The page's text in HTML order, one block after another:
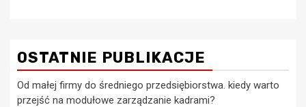
OSTATNIE PUBLIKACJE
Od małej firmy do średniego przedsiębiorstwa. kiedy warto
przejść na modułowe zarządzanie kadrami?